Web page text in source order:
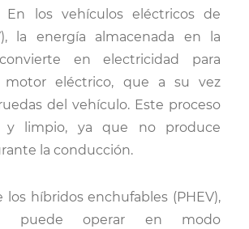
En los vehículos eléctricos de
la energía almacenada en la
en electricidad para
motor eléctrico, que a su vez
del vehículo. Este proceso
y limpio, ya que no produce
la conducción.
los híbridos enchufables (PHEV),
puede operar en modo